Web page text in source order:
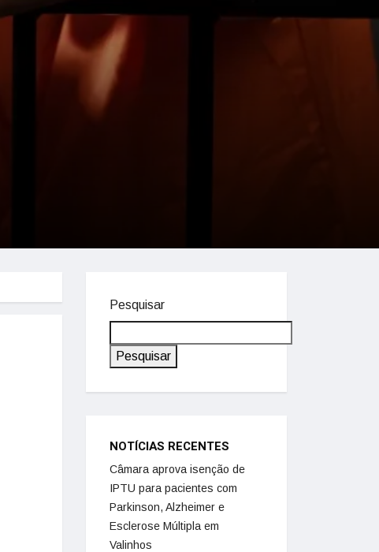
Pesquisar
Pesquisar
NOTÍCIAS RECENTES
Câmara aprova isenção de
IPTU para pacientes com
Parkinson, Alzheimer e
Esclerose Múltipla em
Valinhos